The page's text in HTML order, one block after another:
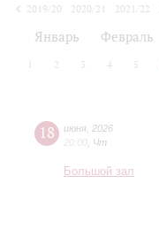
2019/20
2020/21 2021/22
Январь Февраль
2 3 4 5
18 июня 2026
20:00 Чт
Большой зал